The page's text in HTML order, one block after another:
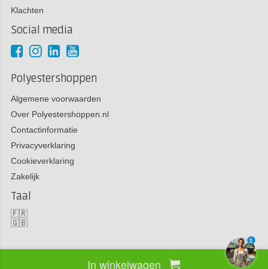
In winkelwagen
Klachten
Social media
Polyestershoppen
Algemene voorwaarden
Over Polyestershoppen.nl
Contactinformatie
Privacyverklaring
Cookieverklaring
Zakelijk
Taal
🇫🇷
🇬🇧
Copyright 2026 Polyestershoppen bv
1